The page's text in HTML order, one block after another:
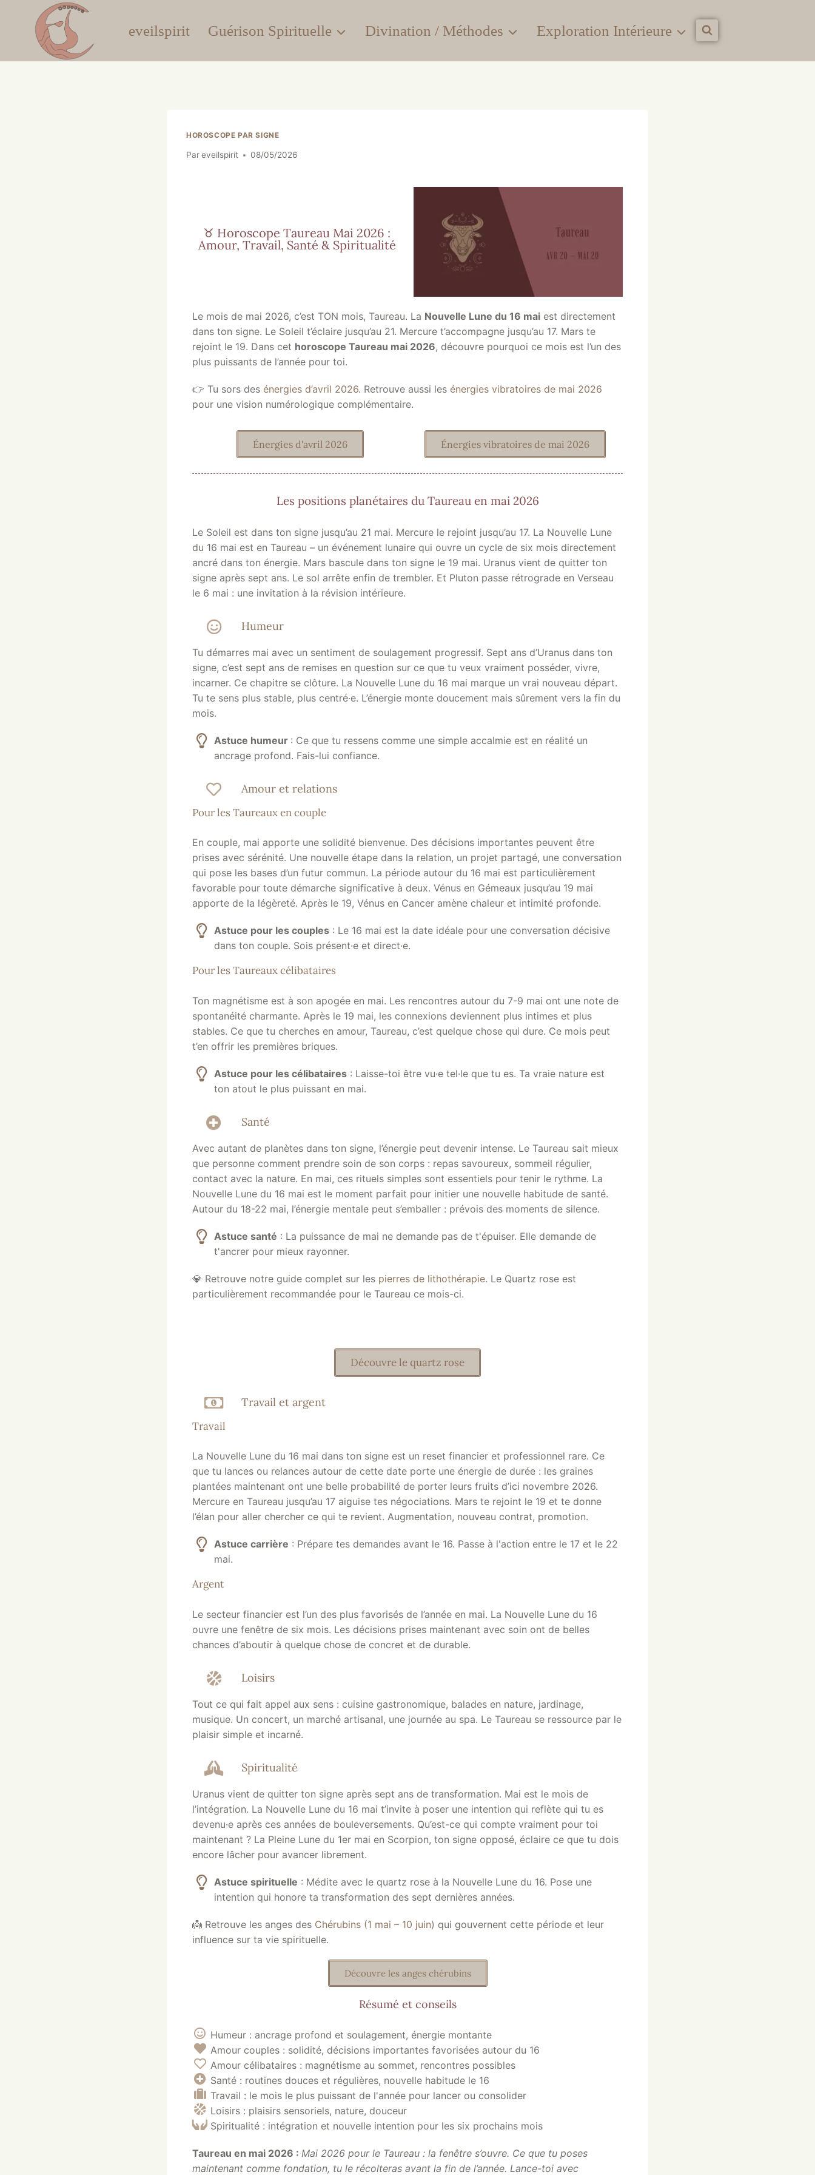
eveilspirit Guérison Spirituelle Divination / Méthodes Exploration Intérieure
HOROSCOPE PAR SIGNE
Pareveilspirit 08/05/2026
♉ Horoscope Taureau Mai 2026 :
Amour, Travail, Santé & Spiritualité
Le mois de mai 2026, c’est TON mois, Taureau. La Nouvelle Lune du 16 mai est directement
dans ton signe. Le Soleil t’éclaire jusqu’au 21. Mercure t’accompagne jusqu’au 17. Mars te
rejoint le 19. Dans cet horoscope Taureau mai 2026, découvre pourquoi ce mois est l’un des
plus puissants de l’année pour toi.
👉 Tu sors des énergies d’avril 2026. Retrouve aussi les énergies vibratoires de mai 2026
pour une vision numérologique complémentaire.
Énergies d'avril 2026 Énergies vibratoires de mai 2026
Les positions planétaires du Taureau en mai 2026
Le Soleil est dans ton signe jusqu’au 21 mai. Mercure le rejoint jusqu’au 17. La Nouvelle Lune
du 16 mai est en Taureau – un événement lunaire qui ouvre un cycle de six mois directement
ancré dans ton énergie. Mars bascule dans ton signe le 19 mai. Uranus vient de quitter ton
signe après sept ans. Le sol arrête enfin de trembler. Et Pluton passe rétrograde en Verseau
le 6 mai : une invitation à la révision intérieure.
Humeur
Tu démarres mai avec un sentiment de soulagement progressif. Sept ans d’Uranus dans ton
signe, c’est sept ans de remises en question sur ce que tu veux vraiment posséder, vivre,
incarner. Ce chapitre se clôture. La Nouvelle Lune du 16 mai marque un vrai nouveau départ.
Tu te sens plus stable, plus centré·e. L’énergie monte doucement mais sûrement vers la fin du
mois.
Astuce humeur : Ce que tu ressens comme une simple accalmie est en réalité un
ancrage profond. Fais-lui confiance.
Amour et relations
Pour les Taureaux en couple
En couple, mai apporte une solidité bienvenue. Des décisions importantes peuvent être
prises avec sérénité. Une nouvelle étape dans la relation, un projet partagé, une conversation
qui pose les bases d’un futur commun. La période autour du 16 mai est particulièrement
favorable pour toute démarche significative à deux. Vénus en Gémeaux jusqu’au 19 mai
apporte de la légèreté. Après le 19, Vénus en Cancer amène chaleur et intimité profonde.
Astuce pour les couples : Le 16 mai est la date idéale pour une conversation décisive
dans ton couple. Sois présent·e et direct·e.
Pour les Taureaux célibataires
Ton magnétisme est à son apogée en mai. Les rencontres autour du 7-9 mai ont une note de
spontanéité charmante. Après le 19 mai, les connexions deviennent plus intimes et plus
stables. Ce que tu cherches en amour, Taureau, c’est quelque chose qui dure. Ce mois peut
t’en offrir les premières briques.
Astuce pour les célibataires : Laisse-toi être vu·e tel·le que tu es. Ta vraie nature est
ton atout le plus puissant en mai.
Santé
Avec autant de planètes dans ton signe, l’énergie peut devenir intense. Le Taureau sait mieux
que personne comment prendre soin de son corps : repas savoureux, sommeil régulier,
contact avec la nature. En mai, ces rituels simples sont essentiels pour tenir le rythme. La
Nouvelle Lune du 16 mai est le moment parfait pour initier une nouvelle habitude de santé.
Autour du 18-22 mai, l’énergie mentale peut s’emballer : prévois des moments de silence.
Astuce santé : La puissance de mai ne demande pas de t'épuiser. Elle demande de
t'ancrer pour mieux rayonner.
💎 Retrouve notre guide complet sur les pierres de lithothérapie. Le Quartz rose est
particulièrement recommandée pour le Taureau ce mois-ci.
Découvre le quartz rose
Travail et argent
Travail
La Nouvelle Lune du 16 mai dans ton signe est un reset financier et professionnel rare. Ce
que tu lances ou relances autour de cette date porte une énergie de durée : les graines
plantées maintenant ont une belle probabilité de porter leurs fruits d’ici novembre 2026.
Mercure en Taureau jusqu’au 17 aiguise tes négociations. Mars te rejoint le 19 et te donne
l’élan pour aller chercher ce qui te revient. Augmentation, nouveau contrat, promotion.
Astuce carrière : Prépare tes demandes avant le 16. Passe à l'action entre le 17 et le 22
mai.
Argent
Le secteur financier est l’un des plus favorisés de l’année en mai. La Nouvelle Lune du 16
ouvre une fenêtre de six mois. Les décisions prises maintenant avec soin ont de belles
chances d’aboutir à quelque chose de concret et de durable.
Loisirs
Tout ce qui fait appel aux sens : cuisine gastronomique, balades en nature, jardinage,
musique. Un concert, un marché artisanal, une journée au spa. Le Taureau se ressource par le
plaisir simple et incarné.
Spiritualité
Uranus vient de quitter ton signe après sept ans de transformation. Mai est le mois de
l’intégration. La Nouvelle Lune du 16 mai t’invite à poser une intention qui reflète qui tu es
devenu·e après ces années de bouleversements. Qu’est-ce qui compte vraiment pour toi
maintenant ? La Pleine Lune du 1er mai en Scorpion, ton signe opposé, éclaire ce que tu dois
encore lâcher pour avancer librement.
Astuce spirituelle : Médite avec le quartz rose à la Nouvelle Lune du 16. Pose une
intention qui honore ta transformation des sept dernières années.
👼 Retrouve les anges des Chérubins (1 mai – 10 juin) qui gouvernent cette période et leur
influence sur ta vie spirituelle.
Découvre les anges chérubins
Résumé et conseils
Humeur : ancrage profond et soulagement, énergie montante
Amour couples : solidité, décisions importantes favorisées autour du 16
Amour célibataires : magnétisme au sommet, rencontres possibles
Santé : routines douces et régulières, nouvelle habitude le 16
Travail : le mois le plus puissant de l'année pour lancer ou consolider
Loisirs : plaisirs sensoriels, nature, douceur
Spiritualité : intégration et nouvelle intention pour les six prochains mois
Taureau en mai 2026 : Mai 2026 pour le Taureau : la fenêtre s’ouvre. Ce que tu poses
maintenant comme fondation, tu le récolteras avant la fin de l’année. Lance-toi avec